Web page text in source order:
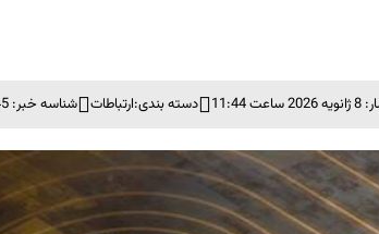
11:44 دسته بندی:ارتباطات شناسه خبر: 441545